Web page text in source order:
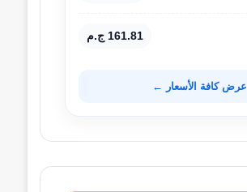
161.81 ج.م
عرض كافة الأسعار ←